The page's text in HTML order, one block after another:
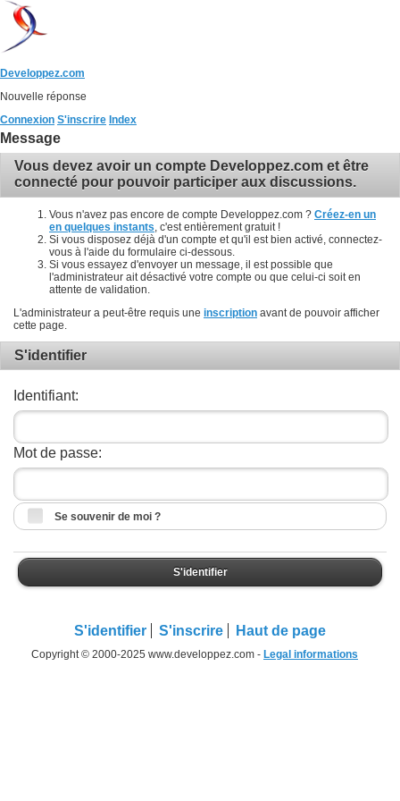
Developpez.com
Nouvelle réponse
Connexion S'inscrire Index
Message
Vous devez avoir un compte Developpez.com et être
connecté pour pouvoir participer aux discussions.
Vous n'avez pas encore de compte Developpez.com ? Créez-en un
en quelques instants , c'est entièrement gratuit !
Si vous disposez déjà d'un compte et qu'il est bien activé, connectez-
vous à l'aide du formulaire ci-dessous.
Si vous essayez d'envoyer un message, il est possible que
l'administrateur ait désactivé votre compte ou que celui-ci soit en
attente de validation.
L'administrateur a peut-être requis une inscription avant de pouvoir afficher
cette page.
S'identifier
Identifiant:
Mot de passe:
Se souvenir de moi ?
S'identifier
S'identifier S'inscrire Haut de page
Copyright © 2000-2025 www.developpez.com - Legal informations